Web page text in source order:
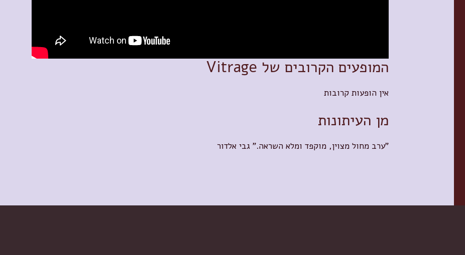
המופעים הקרובים של Vitrage
אין הופעות קרובות
מן העיתונות
"ערב מחול מצוין, מוקפד ומלא השראה." גבי אלדור